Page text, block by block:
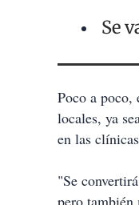
Se
Poco a poco,
locales, ya
en las
"Se
pero también